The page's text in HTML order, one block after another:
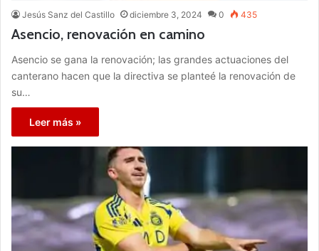
Jesús Sanz del Castillo diciembre 3, 2024 0 435
Asencio, renovación en camino
Asencio se gana la renovación; las grandes actuaciones del
canterano hacen que la directiva se planteé la renovación de
su…
Leer más »